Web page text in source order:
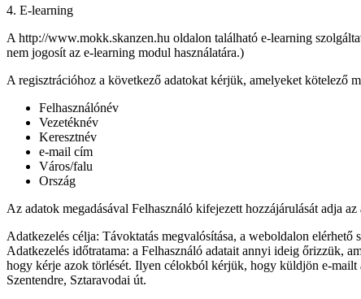
4. E-learning
A http://www.mokk.skanzen.hu oldalon található e-learning
nem jogosít az e-learning modul használatára.)
A regisztrációhoz a következő adatokat kérjük, amelyeket kötelező
Felhasználónév
Vezetéknév
Keresztnév
e-mail cím
Város/falu
Ország
Az adatok megadásával Felhasználó kifejezett hozzájárulását adja
Adatkezelés célja: Távoktatás megvalósítása, a weboldalon elérhető
Adatkezelés időtratama: a Felhasználó adatait annyi ideig őrizzük,
hogy kérje azok törlését. Ilyen célokból kérjük, hogy küldjön e-
Szentendre, Sztaravodai út.